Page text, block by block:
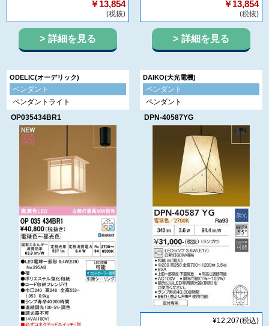
￥13,854
(税抜)
詳細を見る
￥13,854
(税抜)
詳細を見る
ODELIC(オーデリック)
ペンダント
ペンダントライト
OP035434BR1
DAIKO(大光電機)
ペンダント
ペンダント
DPN-40587YG
¥12,207(税込)